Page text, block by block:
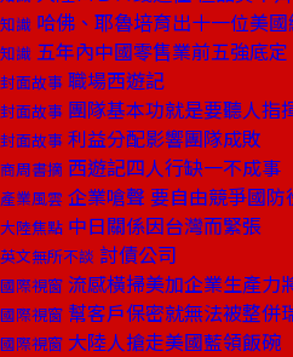
知識 哈佛、耶魯培育出十一位美
知識 五年內中國零售業前五強底定
封面故事 職場西遊記
封面故事 團隊基本功就是要聽人指
封面故事 利益分配影響團隊成敗
商周書摘 西遊記四人行缺一不成事
產業風雲 企業嗆聲 要自由競爭國防
大陸焦點 中日關係因台灣而緊張
英文無所不談 討債公司
國際視窗 流感橫掃美加企業生產力
國際視窗 幫客戶保密就無法被整併
國際視窗 大陸人搶走美國藍領飯碗